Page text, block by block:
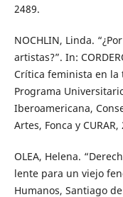
2489.
NOCHLIN, Linda.
artistas?”. In:
Crítica feminista en la
Programa
Iberoamericana,
Artes, Fonca y
OLEA, Helena.
lente para un viejo
Humanos, Santiago